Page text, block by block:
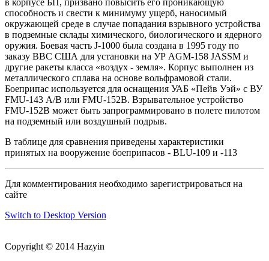
в корпусе БП, призвано повысить его проникающую
способность и свести к минимуму ущерб, наносимый
окружающей среде в случае попадания взрывного устройства
в подземные склады химического, биологического и ядерного
оружия. Боевая часть J-1000 была создана в 1995 году по
заказу ВВС США для установки на УР AGM-158 JASSM и
другие ракеты класса «воздух - земля». Корпус выполнен из
металлического сплава на основе вольфрамовой стали.
Боеприпас используется для оснащения УАБ «Пейв Уэй» с ВУ
FMU-143 А/В или FMU-152B. Взрывательное устройство
FMU-152B может быть запрограммировано в полете пилотом
на подземный или воздушный подрыв.
В таблице для сравнения приведены характеристики
принятых на вооружение боеприпасов - BLU-109 и -113
Для комментирования необходимо зарегистрироваться на
сайте
Switch to Desktop Version
Copyright © 2014 Hazyin